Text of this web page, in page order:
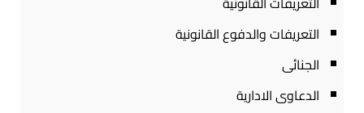
التعريفات والدفوع القانونية
الجنائى
الدعاوى الادارية